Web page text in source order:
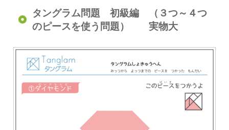
タングラム問題 初級編 （３つ～４つ
のピースを使う問題） 実物大